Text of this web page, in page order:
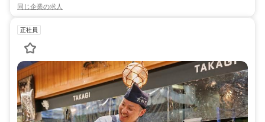
同じ企業の求人
正社員